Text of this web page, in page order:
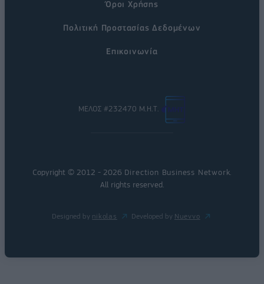
Όροι Χρήσης
Πολιτική Προστασίας Δεδομένων
Επικοινωνία
ΜΕΛΟΣ #232470 Μ.Η.Τ.
Copyright © 2012 - 2026 Direction Business Network
All rights reserved.
Designed by nikolas Developed by Nuevvo